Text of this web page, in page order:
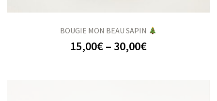
BOUGIE MON BEAU SAPIN
15,00€– 30,00€